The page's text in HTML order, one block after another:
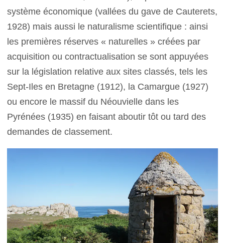
système économique (vallées du gave de Cauterets,
1928) mais aussi le naturalisme scientifique : ainsi
les premières réserves « naturelles » créées par
acquisition ou contractualisation se sont appuyées
sur la législation relative aux sites classés, tels les
Sept-Iles en Bretagne (1912), la Camargue (1927)
ou encore le massif du Néouvielle dans les
Pyrénées (1935) en faisant aboutir tôt ou tard des
demandes de classement.